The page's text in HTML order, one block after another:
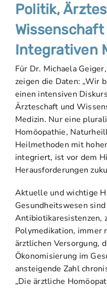
Politik,
Integrativen
Für Dr. Michaela
zeigen die Daten: „Wir
einen intensiven
Ärzteschaft und
Medizin. Nur eine
Homöopathie,
Heilmethoden mit
integriert, ist vor dem
Herausforderungen
Aktuelle und wichtige
Gesundheitswesen
Antibiotikaresistenzen,
Polymedikation, immer
ärztlichen Versorgung,
Ökonomisierung im
ansteigende Zahl
„Die ärztliche